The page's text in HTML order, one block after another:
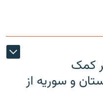
کمک
و سوریه از